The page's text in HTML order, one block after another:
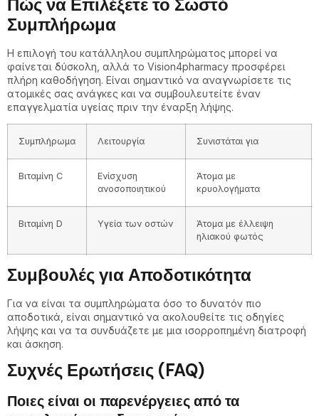
Συμπλήρωμα
Η επιλογή του κατάλληλου συμπληρώματος μπορεί να
φαίνεται δύσκολη, αλλά το Vision4pharmacy προσφέρει
πλήρη καθοδήγηση. Είναι σημαντικό να αναγνωρίσετε τις
ατομικές σας ανάγκες και να συμβουλευτείτε έναν
επαγγελματία υγείας πριν την έναρξη λήψης.
Συμπλήρωμα Λειτουργία Συνιστάται για
Βιταμίνη C
Ενίσχυση
ανοσοποιητικού
Άτομα με
κρυολογήματα
Βιταμίνη D Υγεία των οστών
Άτομα με έλλειψη
ηλιακού φωτός
Συμβουλές για Αποδοτικότητα
Για να είναι τα συμπληρώματα όσο το δυνατόν πιο
αποδοτικά, είναι σημαντικό να ακολουθείτε τις οδηγίες
λήψης και να τα συνδυάζετε με μια ισορροπημένη διατροφή
και άσκηση.
Συχνές Ερωτήσεις (FAQ)
Ποιες είναι οι παρενέργειες από τα